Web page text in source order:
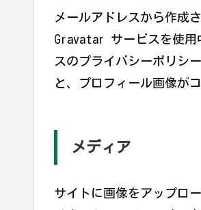
メールアドレスから作成
Gravatar サービスを使用
スのプライバシーポリ
と、プロフィール画像が
メディア
サイトに画像をアップロ